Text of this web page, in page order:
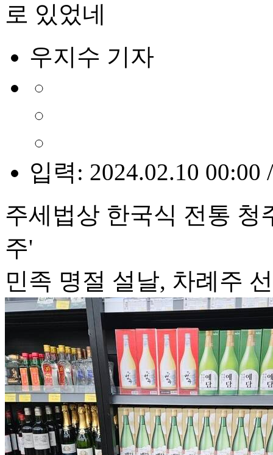
로 있었네
우지수 기자
입력: 2024.02.10 00:00
주세법상 한국식 전통 청
주'
민족 명절 설날, 차례주